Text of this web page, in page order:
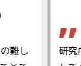
難し
研究